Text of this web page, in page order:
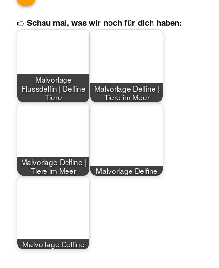
👉Schau mal, was wir noch für dich haben:
Malvorlage
Flussdelfin | Delfine
Tiere
Malvorlage Delfine |
Tiere im Meer
Malvorlage Delfine |
Tiere im Meer
Malvorlage Delfine
Malvorlage Delfine